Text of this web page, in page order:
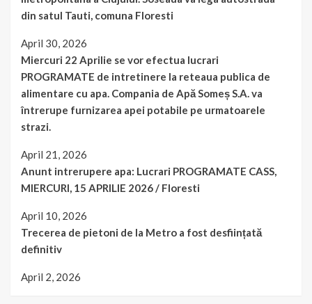
din satul Tauti, comuna Floresti
April 30, 2026
Miercuri 22 Aprilie se vor efectua lucrari
PROGRAMATE de intretinere la reteaua publica de
alimentare cu apa. Compania de Apă Someș S.A. va
întrerupe furnizarea apei potabile pe urmatoarele
strazi.
April 21, 2026
Anunt intrerupere apa: Lucrari PROGRAMATE CASS,
MIERCURI, 15 APRILIE 2026 / Floresti
April 10, 2026
Trecerea de pietoni de la Metro a fost desființată
definitiv
April 2, 2026